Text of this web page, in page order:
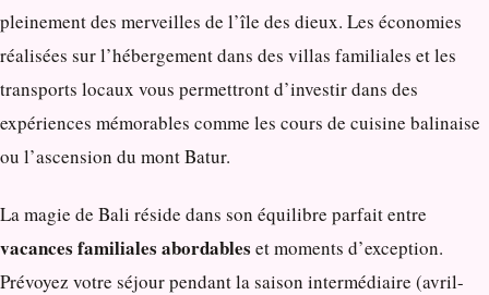
pleinement des merveilles de l’île des dieux. Les économies
réalisées sur l’hébergement dans des villas familiales et les
transports locaux vous permettront d’investir dans des
expériences mémorables comme les cours de cuisine balinaise
ou l’ascension du mont Batur.
La magie de Bali réside dans son équilibre parfait entre
vacances familiales abordables et moments d’exception.
Prévoyez votre séjour pendant la saison intermédiaire (avril-